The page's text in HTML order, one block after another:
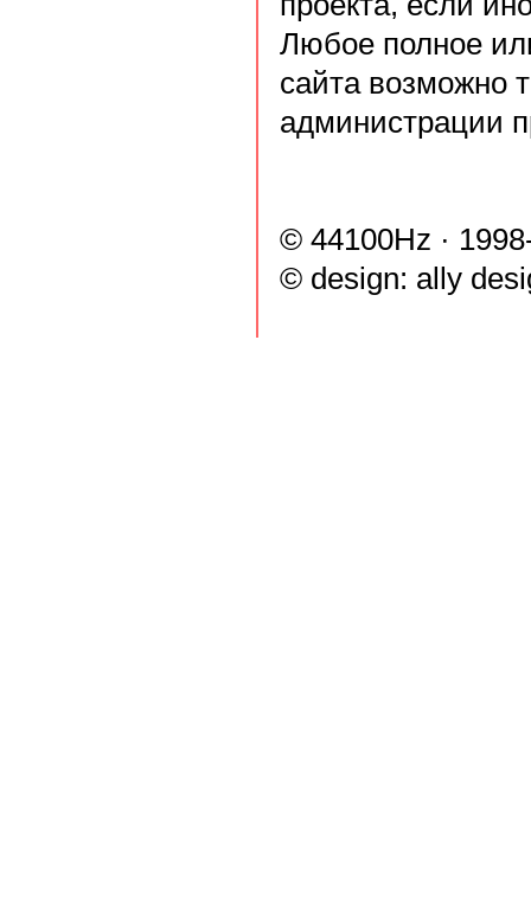
Любое полное
сайта возможно
администрации
© 44100Hz ·
© design: ally